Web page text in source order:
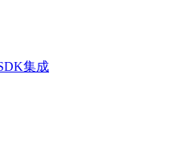
集成